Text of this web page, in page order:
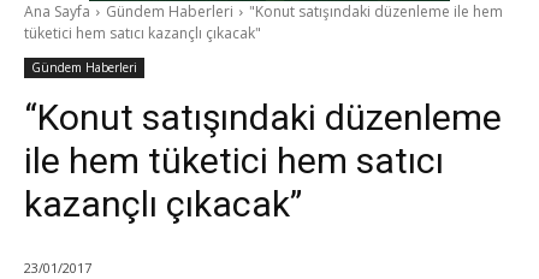
Ana Sayfa Gündem Haberleri
"Konut satışındaki düzenleme ile hem
tüketici hem satıcı kazançlı çıkacak"
Gündem Haberleri
“Konut satışındaki düzenleme
ile hem tüketici hem satıcı
kazançlı çıkacak”
23/01/2017